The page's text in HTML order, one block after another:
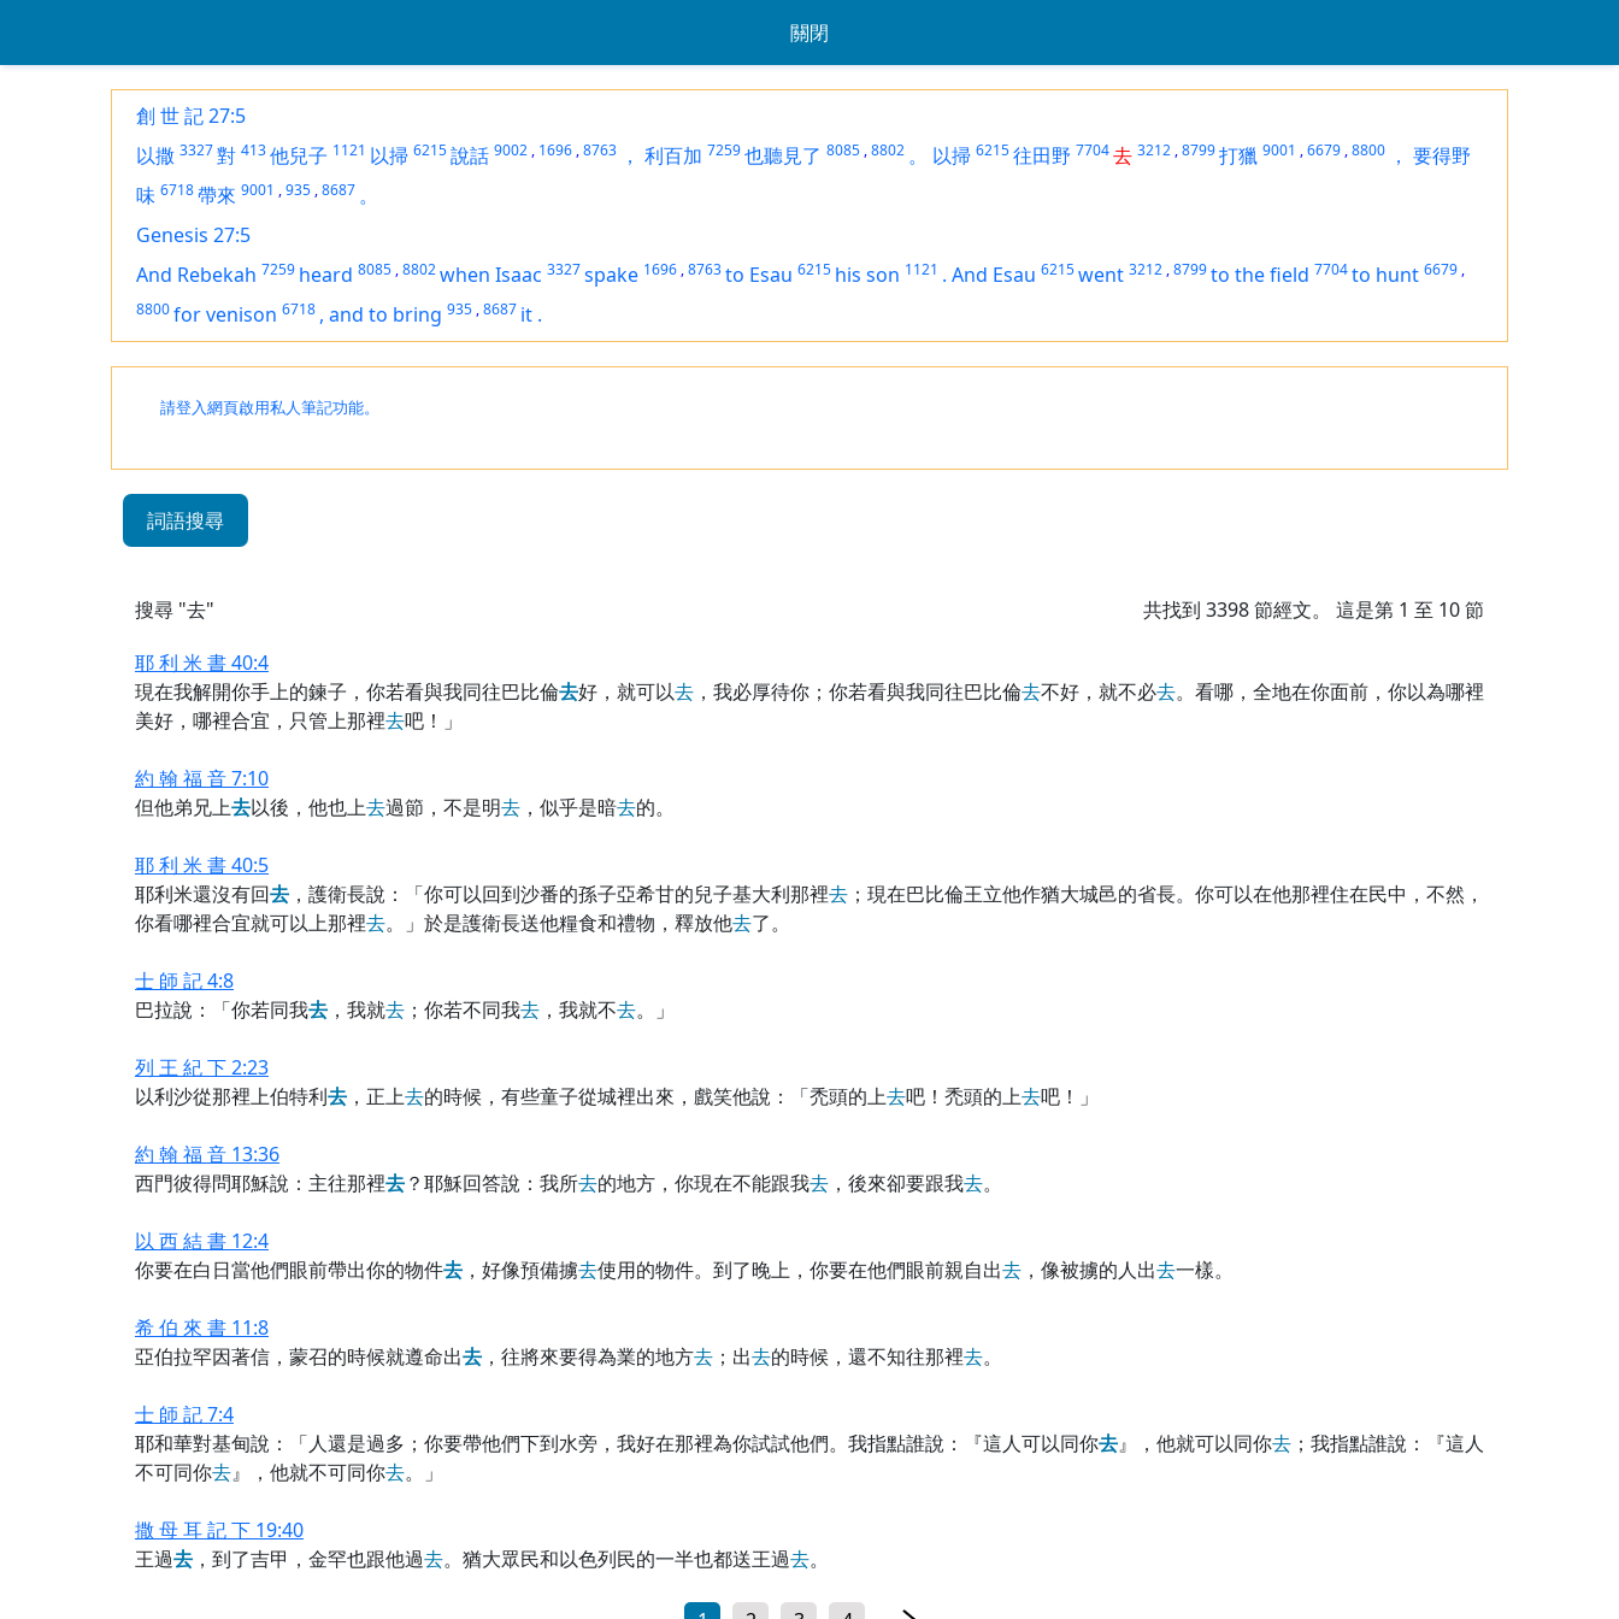
關閉
創 世 記 27:5
以撒 3327對 413他兒子 1121 以掃 6215說話 9002 , 1696 ,8763 ， 利百加 7259也聽見了 8085 ,8802 。 以掃 6215往田野 7704去 3212 ,8799打獵 9001 ,6679 ,8800 ， 要得野
味 6718帶來 9001 ,935 ,8687 。
Genesis 27:5
And Rebekah 7259 heard 8085 ,8802when Isaac 3327spake 1696 ,8763to Esau 6215 his son 1121 . And Esau 6215went 3212 ,8799to the field 7704to hunt 6679 ,
8800forvenison 6718 , and to bring 935 ,8687 it .
請登入網頁啟用私人筆記功能。
詞語搜尋
搜尋 "去" 共找到 3398節經文。 這是第 1 至 10 節
耶 利 米 書 40:4
現在我解開你手上的鍊子，你若看與我同往巴比倫去好，就可以去 ，我必厚待你；你若看與我同往巴比倫去不好，就不必去。看哪，全地在你面前，你以為哪裡
美好，哪裡合宜，只管上那裡去吧！」
約 翰 福 音 7:10
但他弟兄上去以後，他也上去過節，不是明去 ，似乎是暗去的。
耶 利 米 書 40:5
耶利米還沒有回去 ，護衛長說：「你可以回到沙番的孫子亞希甘的兒子基大利那裡去 ；現在巴比倫王立他作猶大城邑的省長。你可以在他那裡住在民中，不然，
你看哪裡合宜就可以上那裡去。」於是護衛長送他糧食和禮物，釋放他去了。
士 師 記 4:8
巴拉說：「你若同我去 ，我就去 ；你若不同我去 ，我就不去。」
列 王 紀 下 2:23
以利沙從那裡上伯特利去 ，正上去的時候，有些童子從城裡出來，戲笑他說：「禿頭的上去吧！禿頭的上去吧！」
約 翰 福 音 13:36
西門彼得問耶穌說：主往那裡去？耶穌回答說：我所去的地方，你現在不能跟我去 ，後來卻要跟我去。
以 西 結 書 12:4
你要在白日當他們眼前帶出你的物件去 ，好像預備擄去使用的物件。到了晚上，你要在他們眼前親自出去 ，像被擄的人出去一樣。
希 伯 來 書 11:8
亞伯拉罕因著信，蒙召的時候就遵命出去 ，往將來要得為業的地方去 ；出去的時候，還不知往那裡去。
士 師 記 7:4
耶和華對基甸說：「人還是過多；你要帶他們下到水旁，我好在那裡為你試試他們。我指點誰說：『這人可以同你去』，他就可以同你去 ；我指點誰說：『這人
不可同你去』，他就不可同你去。」
撒 母 耳 記 下 19:40
王過去 ，到了吉甲，金罕也跟他過去。猶大眾民和以色列民的一半也都送王過去。